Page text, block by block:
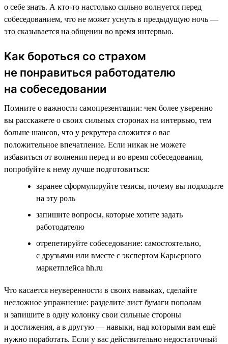
о себе знать. А кто-то настолько сильно волнуется перед
собеседованием, что не может уснуть в предыдущую ночь —
это сказывается на общении во время интервью.
Как бороться со страхом
не понравиться работодателю
на собеседовании
Помните о важности самопрезентации: чем более уверенно
вы расскажете о своих сильных сторонах на интервью, тем
больше шансов, что у рекрутера сложится о вас
положительное впечатление. Если никак не можете
избавиться от волнения перед и во время собеседования,
попробуйте к нему лучше подготовиться:
заранее сформулируйте тезисы, почему вы подходите
на эту роль
запишите вопросы, которые хотите задать
работодателю
отрепетируйте собеседование: самостоятельно,
с друзьями или вместе с экспертом Карьерного
маркетплейса hh.ru
Что касается неуверенности в своих навыках, сделайте
несложное упражнение: разделите лист бумаги пополам
и запишите в одну колонку свои сильные стороны
и достижения, а в другую — навыки, над которыми вам ещё
нужно поработать. Если у вас действительно недостаточный